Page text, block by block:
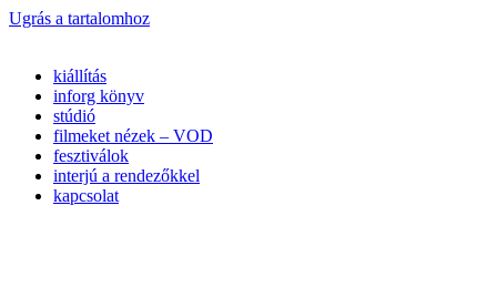
Ugrás a tartalomhoz
kiállítás
inforg könyv
stúdió
filmeket nézek – VOD
fesztiválok
interjú a rendezőkkel
kapcsolat